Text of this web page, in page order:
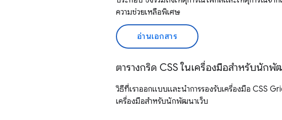
ความช่วยเหลือพิเศษ
อ่านเอกสาร
ตารางกริด CSS ในเครื่องมือสำหรับนักพั
วิธีที่เราออกแบบและนำการรองรับเครื่องมือ CSS
เครื่องมือสำหรับนักพัฒนาเว็บ